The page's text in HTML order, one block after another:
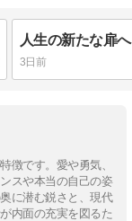
人生の新たな扉
3日前
徴です。愛や勇気、
スや本当の自己の姿
に潜む鋭さと、現代
内面の充実を図るた